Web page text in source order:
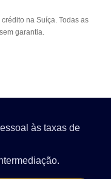
na Suíça. Todas as
garantia.
às taxas de